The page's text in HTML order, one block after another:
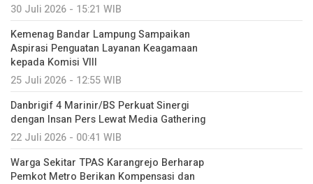
30 Juli 2026 - 15:21 WIB
Kemenag Bandar Lampung Sampaikan
Aspirasi Penguatan Layanan Keagamaan
kepada Komisi VIII
25 Juli 2026 - 12:55 WIB
Danbrigif 4 Marinir/BS Perkuat Sinergi
dengan Insan Pers Lewat Media Gathering
22 Juli 2026 - 00:41 WIB
Warga Sekitar TPAS Karangrejo Berharap
Pemkot Metro Berikan Kompensasi dan